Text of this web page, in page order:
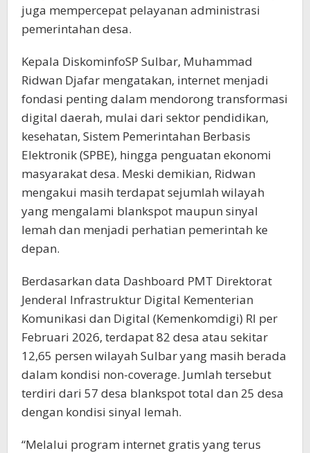
juga mempercepat pelayanan administrasi
pemerintahan desa.
Kepala DiskominfoSP Sulbar, Muhammad
Ridwan Djafar mengatakan, internet menjadi
fondasi penting dalam mendorong transformasi
digital daerah, mulai dari sektor pendidikan,
kesehatan, Sistem Pemerintahan Berbasis
Elektronik (SPBE), hingga penguatan ekonomi
masyarakat desa. Meski demikian, Ridwan
mengakui masih terdapat sejumlah wilayah
yang mengalami blankspot maupun sinyal
lemah dan menjadi perhatian pemerintah ke
depan.
Berdasarkan data Dashboard PMT Direktorat
Jenderal Infrastruktur Digital Kementerian
Komunikasi dan Digital (Kemenkomdigi) RI per
Februari 2026, terdapat 82 desa atau sekitar
12,65 persen wilayah Sulbar yang masih berada
dalam kondisi non-coverage. Jumlah tersebut
terdiri dari 57 desa blankspot total dan 25 desa
dengan kondisi sinyal lemah.
“Melalui program internet gratis yang terus